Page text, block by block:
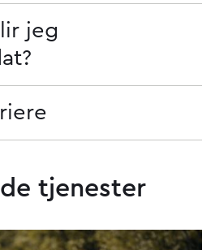
jeg
tjenester